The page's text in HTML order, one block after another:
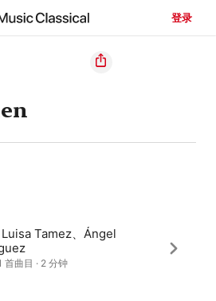
登录
Tamez、Ángel
首曲目 · 2 分钟